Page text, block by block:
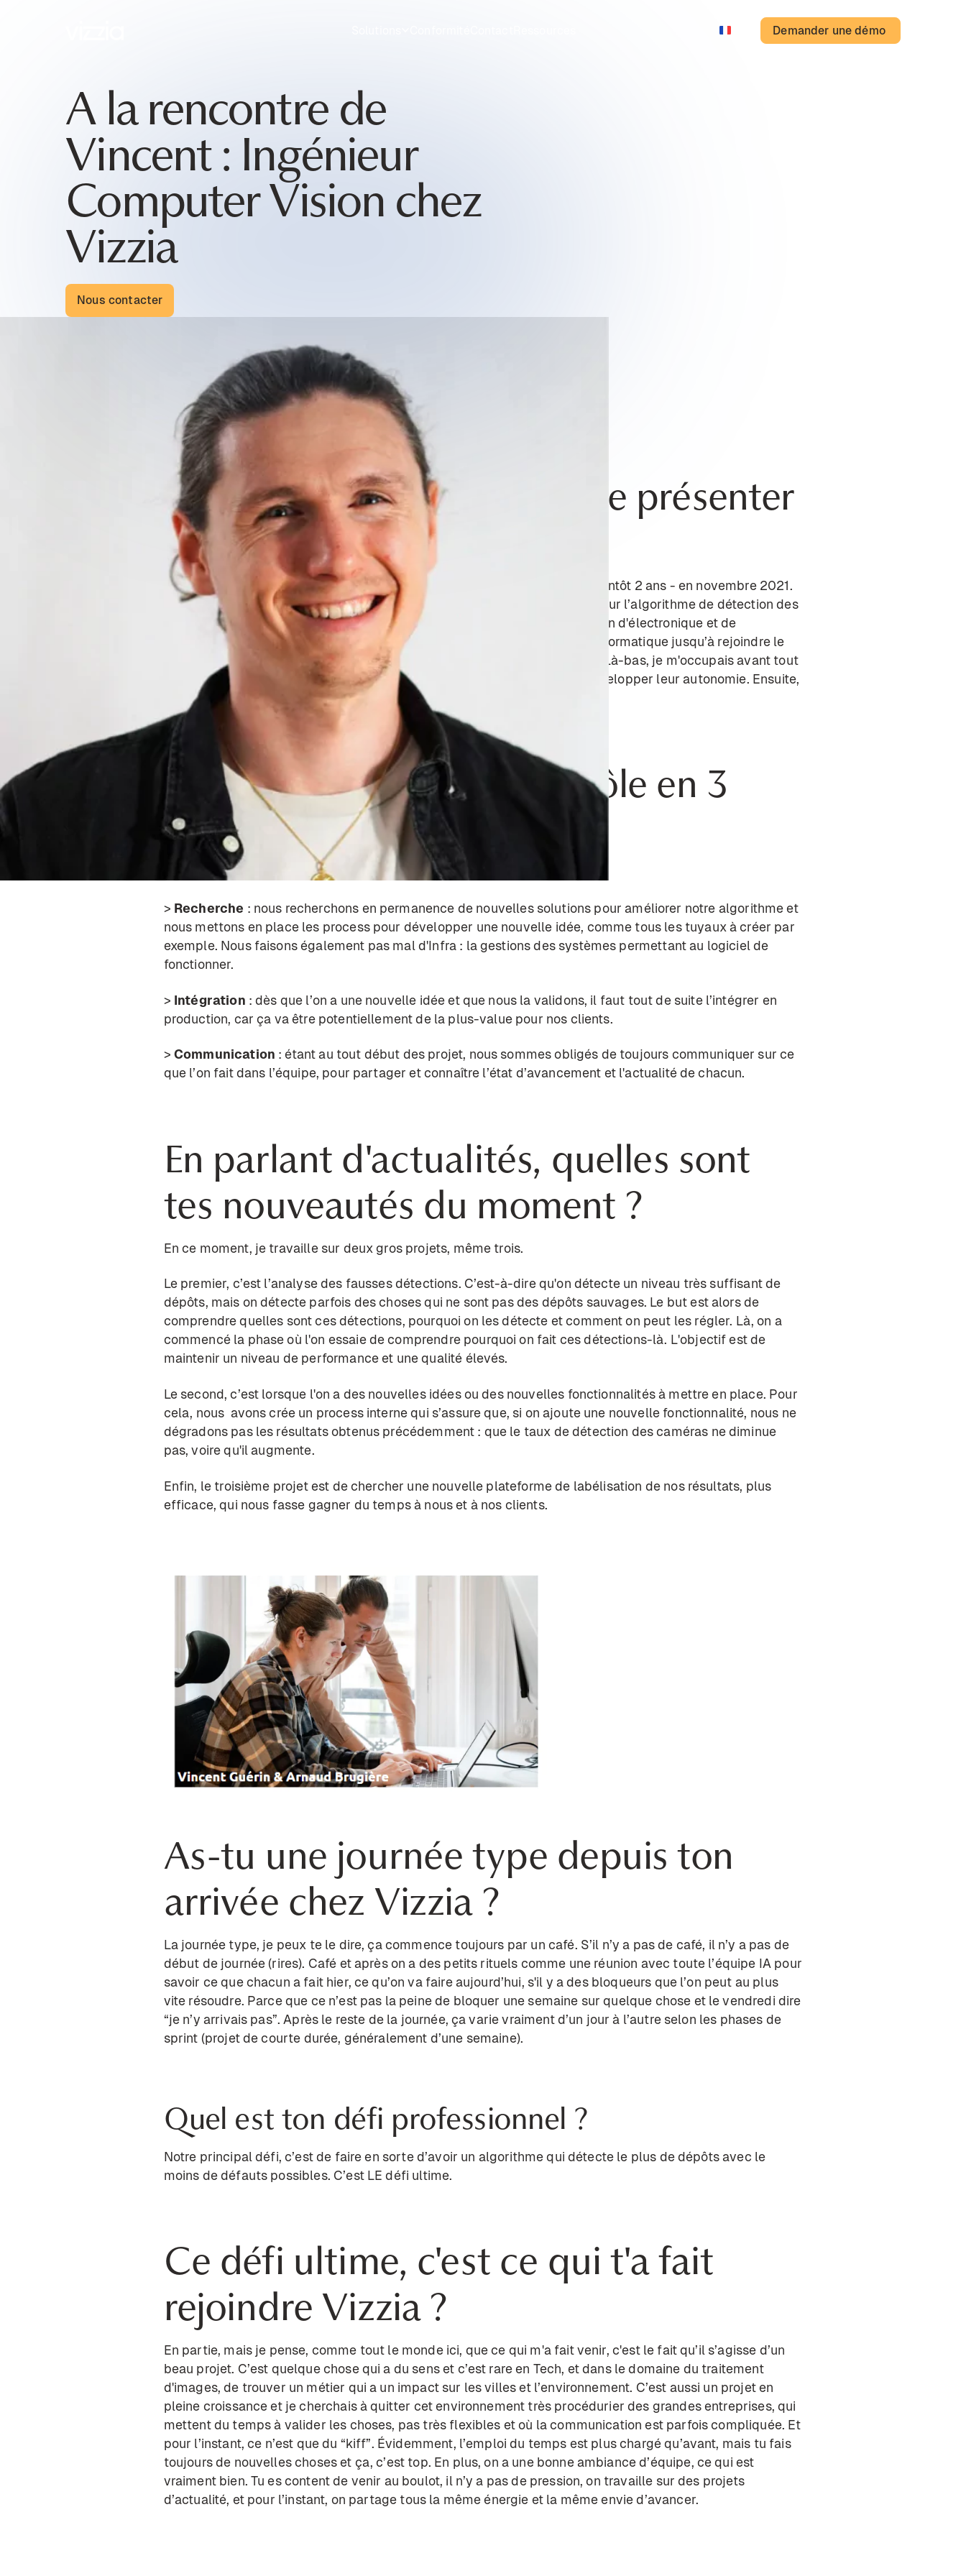
Demander une démo
A la rencontre de
Vincent : Ingénieur
Computer Vision chez
Vizzia
Nous contacter
Bonjour Vincent, peux-tu te présenter
?
Bonjour, je m’appelle Vincent GUÉRIN, et je suis arrivé chez Vizzia il y a bientôt 2 ans - en novembre 2021.
Chez Vizzia, j’occupe le poste de "Computer Vision Engineer", je travaille sur l’algorithme de détection des
dépôts sauvages. J’ai d’abord eu un diplôme en Mécatronique (combinaison d'électronique et de
mécanique), puis, avec mes différentes expériences, j’ai convergé vers l’informatique jusqu’à rejoindre le
Groupe Altran - en consulting - où j’ai travaillé pour le compte de Renault. Là-bas, je m'occupais avant tout
des véhicules autonomes, pour notamment les localiser sur la route et développer leur autonomie. Ensuite,
j’ai rejoint Vizzia.
Peux-tu nous décrire ton rôle en 3
mots ?
Je dirais :
> Recherche : nous recherchons en permanence de nouvelles solutions pour améliorer notre algorithme et
nous mettons en place les process pour développer une nouvelle idée, comme tous les tuyaux à créer par
exemple. Nous faisons également pas mal d'Infra : la gestions des systèmes permettant au logiciel de
fonctionner.
> Intégration : dès que l’on a une nouvelle idée et que nous la validons, il faut tout de suite l’intégrer en
production, car ça va être potentiellement de la plus-value pour nos clients.
> Communication : étant au tout début des projet, nous sommes obligés de toujours communiquer sur ce
que l’on fait dans l’équipe, pour partager et connaître l’état d’avancement et l'actualité de chacun.
En parlant d'actualités, quelles sont
tes nouveautés du moment ?
En ce moment, je travaille sur deux gros projets, même trois.
Le premier, c’est l’analyse des fausses détections. C’est-à-dire qu'on détecte un niveau très suffisant de
dépôts, mais on détecte parfois des choses qui ne sont pas des dépôts sauvages. Le but est alors de
comprendre quelles sont ces détections, pourquoi on les détecte et comment on peut les régler. Là, on a
commencé la phase où l'on essaie de comprendre pourquoi on fait ces détections-là. L'objectif est de
maintenir un niveau de performance et une qualité élevés.
Le second, c’est lorsque l'on a des nouvelles idées ou des nouvelles fonctionnalités à mettre en place. Pour
cela, nous avons crée un process interne qui s’assure que, si on ajoute une nouvelle fonctionnalité, nous ne
dégradons pas les résultats obtenus précédemment : que le taux de détection des caméras ne diminue
pas, voire qu'il augmente.
Enfin, le troisième projet est de chercher une n ouvelle plateforme de labélisation de nos résultats, plus
efficace, qui nous fasse gagner du temps à nous et à nos clients.
As-tu une journée type depuis ton
arrivée chez Vizzia ?
La journée type, je peux te le dire, ça commence toujours par un café. S’il n’y a pas de café, il n’y a pas de
début de journée (rires). Café et après on a des petits rituels comme une réunion avec toute l’équipe IA pour
savoir ce que chacun a fait hier, ce qu’on va faire aujourd’hui, s'il y a des bloqueurs que l’on peut au plus
vite résoudre. Parce que ce n’est pas la peine de bloquer une semaine sur quelque chose et le vendredi dire
“je n’y arrivais pas”. Après le reste de la journée, ça varie vraiment d’un jour à l’autre selon les phases de
sprint (projet de courte durée, généralement d’une semaine).
Quel est ton défi professionnel ?
Notre principal défi, c’est de faire en sorte d’avoir un algorithme qui détecte le plus de dépôts avec le
moins de défauts possibles. C’est LE défi ultime.
Ce défi ultime, c'est ce qui t'a fait
rejoindre Vizzia ?
En partie, mais je pense, comme tout le monde ici, que ce qui m'a fait venir, c'est le fait qu’il s’agisse d’un
beau projet. C’est quelque chose qui a du sens et c’est rare en Tech, et dans le domaine du traitement
d'images, de trouver un métier qui a un impact sur les villes et l’environnement. C’est aussi un projet en
pleine croissance et je cherchais à quitter cet environnement très procédurier des grandes entreprises, qui
mettent du temps à valider les choses, pas très flexibles et où la communication est parfois compliquée. Et
pour l’instant, ce n’est que du “kiff”. Évidemment, l’emploi du temps est plus chargé qu’avant, mais tu fais
toujours de nouvelles choses et ça, c’est top. En plus, on a une bonne ambiance d’équipe, ce qui est
vraiment bien. Tu es content de venir au boulot, il n’y a pas de pression, on travaille sur des projets
d’actualité, et pour l’instant, on partage tous la même énergie et la même envie d’avancer.